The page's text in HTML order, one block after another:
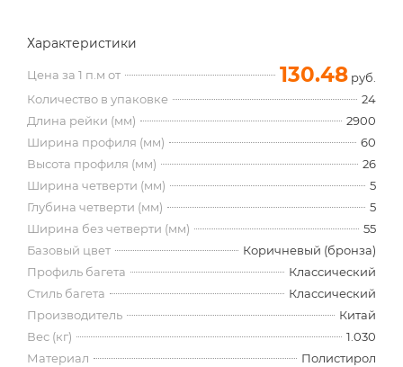
Характеристики
Цена за 1 п.м от 130.48 руб.
Количество в упаковке
24
Длина рейки (мм)
2900
Ширина профиля (мм)
60
Высота профиля (мм)
26
Ширина четверти (мм)
5
Глубина четверти (мм)
5
Ширина без четверти (мм)
55
Базовый цвет
Коричневый (бронза)
Профиль багета
Классический
Стиль багета
Классический
Производитель
Китай
Вес (кг)
1.030
Материал
Полистирол